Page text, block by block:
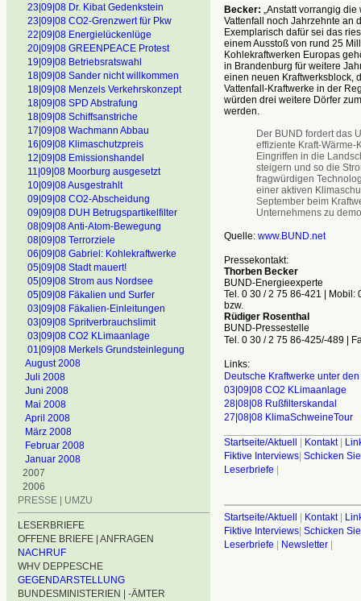
23|09|08 Dr. Kibat Gedenkstein
23|09|08 CO2-Grenzwert für Pkw
22|09|08 Energielückenlüge
20|09|08 GREENPEACE Protest
19|09|08 Betriebsratswahl
18|09|08 Sander nicht willkommen
18|09|08 Menzels Verkehrskonzept
18|09|08 SPD Abstrafung
18|09|08 Schiffsanstriche
17|09|08 Wachmann Abbau
16|09|08 Klimaschutzpreis
12|09|08 Emissionshandel
11|09|08 Moorburg ausgesetzt
10|09|08 Ausgestrahlt
09|09|08 CO2-Abscheidung
09|09|08 DUH Betrugspartikelfilter
08|09|08 Anti-Atom-Bewegung
08|09|08 Terrorziele
06|09|08 Gabriel: Kohlekraftwerke
05|09|08 Stadt mauert!
05|09|08 Strom aus Nordsee
05|09|08 Fäkalien und Surfer
03|09|08 Fäkalien-Einleitungen
03|09|08 Spritverbrauchslimit
03|09|08 CO2 KLimaanlage
01|09|08 Merkels Grundsteinlegung
August 2008
Juli 2008
Juni 2008
Mai 2008
April 2008
März 2008
Februar 2008
Januar 2008
2007
2006
PRESSE | UMZU
LESERBRIEFE
OFFENE BRIEFE | ANFRAGEN
NACHRUF
WHV DEPPESCHE
GEGENDARSTELLUNG
BUNDESMINISTERIEN | -ÄMTER
Becker: „Anstatt vorrangig
Vattenfall noch Jahrzehnte an
Exemplarisch dafür sei das
einem Ausstoß von rund 25
Kohlekraftwerken Europas
in Brandenburg für weitere
einen neuen Kraftwerksblock,
Vattenfall-Kraftwerke in der
würden drei weitere Dörfer
werden.
Der BUND fordert das
effiziente Kraft-
Eingriffen in die
steigern und so die
fragwürdigen
einer aktiven
September beim
Unternehmens zu
Quelle: www.BUND.net
Pressekontakt:
Thorben Becker
BUND-Energieexperte
Tel. 0 30 / 2 75 86-421 | Mobil:
bzw.
Rüdiger Rosenthal
BUND-Pressestelle
Tel. 0 30 / 2 75 86-425/-489 |
Links:
Deutsche Kraftwerke unter
03|09|08 CO2 KLimaanlage
28|08|08 Rußfilterskandal
27|08|08 KlimaSchweineTour
Startseite/Aktuell
Kontakt|
Fiktive Interviews| Schicken
Leserbriefe
Startseite/Aktuell Kontakt|
Fiktive Interviews| Schicken
Leserbriefe
Newsletter|